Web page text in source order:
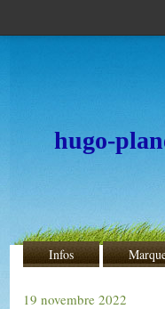
hugo-
Infos
19 novembre 2022